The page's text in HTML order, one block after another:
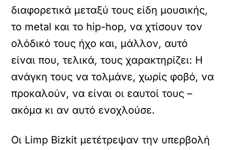
διαφορετικά μεταξύ τους είδη μουσικής,
το metal και το hip-hop, να χτίσουν τον
ολόδικό τους ήχο και, μάλλον, αυτό
είναι που, τελικά, τους χαρακτηρίζει: Η
ανάγκη τους να τολμάνε, χωρίς φοβό, να
προκαλούν, να είναι οι εαυτοί τους –
ακόμα κι αν αυτό ενοχλούσε.
Οι Limp Bizkit μετέτρεψαν την υπερβολή